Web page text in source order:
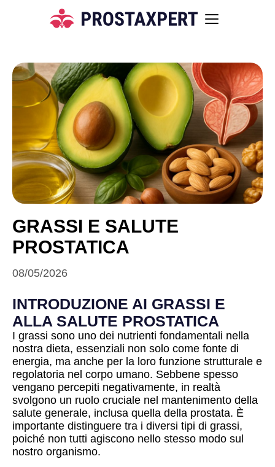
GRASSI E SALUTE
PROSTATICA
08/05/2026
INTRODUZIONE AI GRASSI E
ALLA SALUTE PROSTATICA
I grassi sono uno dei nutrienti fondamentali nella
nostra dieta, essenziali non solo come fonte di
energia, ma anche per la loro funzione strutturale e
regolatoria nel corpo umano. Sebbene spesso
vengano percepiti negativamente, in realtà
svolgono un ruolo cruciale nel mantenimento della
salute generale, inclusa quella della prostata. È
importante distinguere tra i diversi tipi di grassi,
poiché non tutti agiscono nello stesso modo sul
nostro organismo.